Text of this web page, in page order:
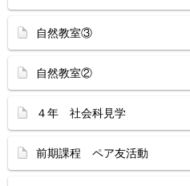
自然教室③
自然教室②
４年 社会科見学
前期課程 ペア友活動